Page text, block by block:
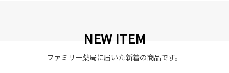
NEW ITEM
ファミリー薬局に届いた新着の商品です。